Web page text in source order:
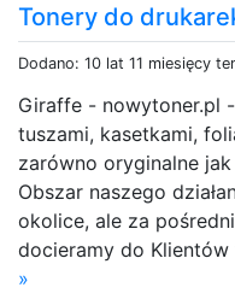
Tonery do
Dodano: 10 lat 11 miesięcy
Giraffe - nowytoner.pl
tuszami, kasetkami,
zarówno oryginalne
Obszar naszego
okolice, ale za
docieramy do Klientów
»